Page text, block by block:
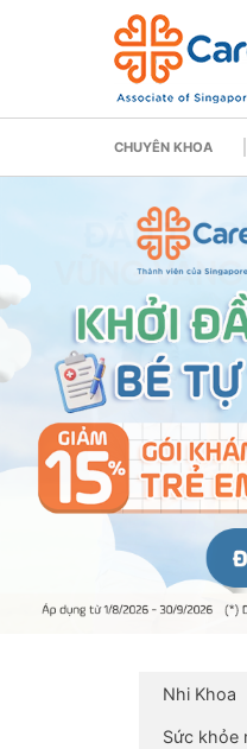
CHUYÊN KHOA
Nhi Khoa
Sức khỏe